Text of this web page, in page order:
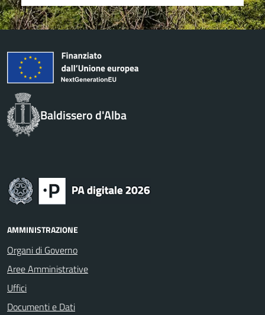
Baldissero d'Alba
AMMINISTRAZIONE
Organi di Governo
Aree Amministrative
Uffici
Documenti e Dati